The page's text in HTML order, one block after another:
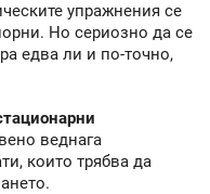
упражнения се
Но сериозно да се
едва ли и по-точно,
веднага
които трябва да